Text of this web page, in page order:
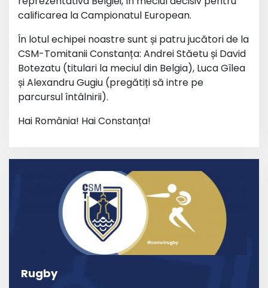
calificarea la Campionatul European.
În lotul echipei noastre sunt și patru jucători de la
CSM-Tomitanii Constanța: Andrei Stăetu și David
Botezatu (titulari la meciul din Belgia), Luca Gîlea
și Alexandru Gugiu (pregătiți să intre pe
parcursul întâlnirii).
Hai România! Hai Constanța!
Rugby